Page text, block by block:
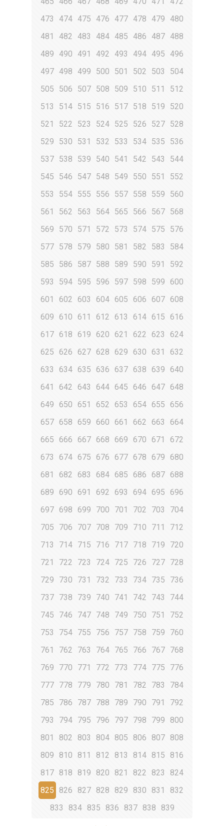
473
474 475 476 477 478 479
480
481
482 483 484 485 486 487 488
489
490 491 492 493 494 495
496
497 498 499 500 501 502 503
504
505
506 507 508 509 510 511
512
513
514 515 516 517 518 519
520
521
522 523 524 525 526 527 528
529
530 531 532 533 534 535
536
537 538 539 540 541 542 543
544
545
546 547 548 549 550 551
552
553
554 555 556 557 558 559
560
561
562 563 564 565 566 567 568
569
570 571 572 573 574 575
576
577 578 579 580 581 582 583
584
585
586 587 588 589 590 591
592
593
594 595 596 597 598 599
600
601
602 603 604 605 606 607 608
609
610 611 612 613 614 615
616
617 618 619 620 621 622 623
624
625
626 627 628 629 630 631
632
633
634 635 636 637 638 639 640
641
642 643 644 645 646 647 648
649
650 651 652 653 654 655 656
657 658 659 660 661 662 663
664
665
666 667 668 669 670 671
672
673
674 675 676 677 678 679
680
681
682 683 684 685 686 687 688
689
690 691 692 693 694 695
696
697 698 699 700 701 702 703
704
705
706 707 708 709 710 711
712
713
714 715 716 717 718 719
720
721
722 723 724 725 726 727 728
729
730 731 732 733 734 735
736
737 738 739 740 741 742 743
744
745
746 747 748 749 750 751
752
753
754 755 756 757 758 759
760
761
762 763 764 765 766 767 768
769
770 771 772 773 774 775
776
777 778 779 780 781 782 783
784
785
786 787 788 789 790 791
792
793
794 795 796 797 798 799
800
801
802 803 804 805 806 807 808
809
810 811 812 813 814 815
816
817 818 819 820 821 822 823
824
825
826 827 828 829 830 831
832
833
834 835 836 837 838 839